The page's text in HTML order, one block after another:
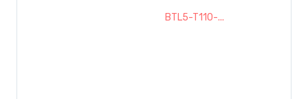
BTL5-T110-...